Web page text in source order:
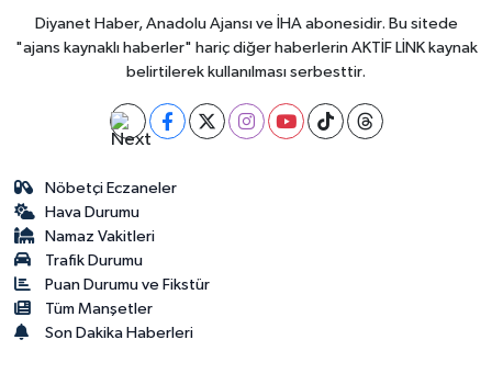
Diyanet Haber, Anadolu Ajansı ve İHA abonesidir. Bu sitede
"ajans kaynaklı haberler" hariç diğer haberlerin AKTİF LİNK kaynak
belirtilerek kullanılması serbesttir.
Nöbetçi Eczaneler
Hava Durumu
Namaz Vakitleri
Trafik Durumu
Puan Durumu ve Fikstür
Tüm Manşetler
Son Dakika Haberleri
Sinop Müftülüğü
Sivas Müftülüğü
Şanlıurfa Müftülüğü
Şırnak Müftülüğü
Tekirdağ Müftülüğü
Tokat Müftülüğü